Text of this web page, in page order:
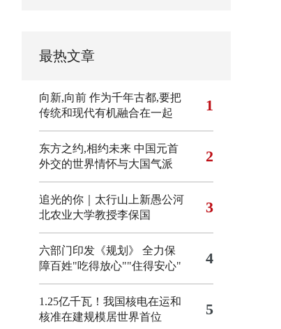
最热文章
向新,向前 作为千年古都,要把
传统和现代有机融合在一起
1
东方之约,相约未来 中国元首
外交的世界情怀与大国气派
2
追光的你｜太行山上新愚公河
北农业大学教授李保国
3
六部门印发《规划》 全力保
障百姓"吃得放心""住得安心"
4
1.25亿千瓦！我国核电在运和
核准在建规模居世界首位
5